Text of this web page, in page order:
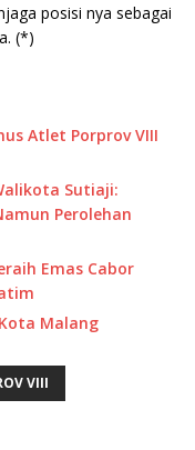
posisi nya sebagai
(*)
Atlet Porprov VIII
Sutiaji:
Perolehan
Emas Cabor
Malang
VIII